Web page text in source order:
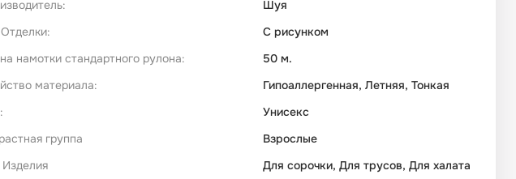
Шуя
С рисунком
намотки стандартного рулона:
50 м.
материала:
Гипоаллергенная, Летняя, Тонкая
Унисекс
группа
Взрослые
Для сорочки, Для трусов, Для халата